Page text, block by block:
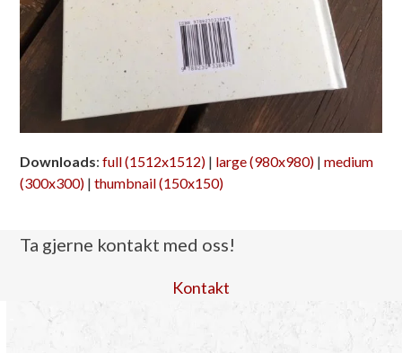
Downloads:full (1512x1512) | large (980x980) |medium
(300x300) |thumbnail (150x150)
Ta gjerne kontakt med oss!
Kontakt